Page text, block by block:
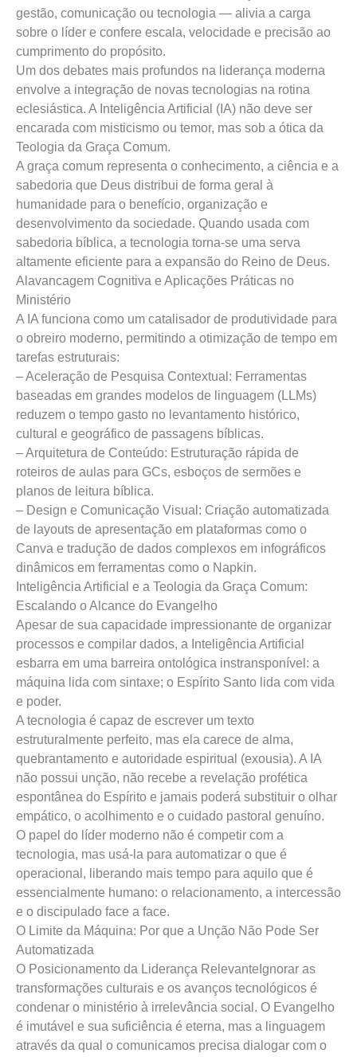
gestão, comunicação ou tecnologia — alivia a carga
sobre o líder e confere escala, velocidade e precisão ao
cumprimento do propósito.
Um dos debates mais profundos na liderança moderna
envolve a integração de novas tecnologias na rotina
eclesiástica. A Inteligência Artificial (IA) não deve ser
encarada com misticismo ou temor, mas sob a ótica da
Teologia da Graça Comum.
A graça comum representa o conhecimento, a ciência e a
sabedoria que Deus distribui de forma geral à
humanidade para o benefício, organização e
desenvolvimento da sociedade. Quando usada com
sabedoria bíblica, a tecnologia torna-se uma serva
altamente eficiente para a expansão do Reino de Deus.
Alavancagem Cognitiva e Aplicações Práticas no
Ministério
A IA funciona como um catalisador de produtividade para
o obreiro moderno, permitindo a otimização de tempo em
tarefas estruturais:
– Aceleração de Pesquisa Contextual: Ferramentas
baseadas em grandes modelos de linguagem (LLMs)
reduzem o tempo gasto no levantamento histórico,
cultural e geográfico de passagens bíblicas.
– Arquitetura de Conteúdo: Estruturação rápida de
roteiros de aulas para GCs, esboços de sermões e
planos de leitura bíblica.
– Design e Comunicação Visual: Criação automatizada
de layouts de apresentação em plataformas como o
Canva e tradução de dados complexos em infográficos
dinâmicos em ferramentas como o Napkin.
Inteligência Artificial e a Teologia da Graça Comum:
Escalando o Alcance do Evangelho
Apesar de sua capacidade impressionante de organizar
processos e compilar dados, a Inteligência Artificial
esbarra em uma barreira ontológica instransponível: a
máquina lida com sintaxe; o Espírito Santo lida com vida
e poder.
A tecnologia é capaz de escrever um texto
estruturalmente perfeito, mas ela carece de alma,
quebrantamento e autoridade espiritual (exousia). A IA
não possui unção, não recebe a revelação profética
espontânea do Espírito e jamais poderá substituir o olhar
empático, o acolhimento e o cuidado pastoral genuíno.
O papel do líder moderno não é competir com a
tecnologia, mas usá-la para automatizar o que é
operacional, liberando mais tempo para aquilo que é
essencialmente humano: o relacionamento, a intercessão
e o discipulado face a face.
O Limite da Máquina: Por que a Unção Não Pode Ser
Automatizada
O Posicionamento da Liderança RelevanteIgnorar as
transformações culturais e os avanços tecnológicos é
condenar o ministério à irrelevância social. O Evangelho
é imutável e sua suficiência é eterna, mas a linguagem
através da qual o comunicamos precisa dialogar com o